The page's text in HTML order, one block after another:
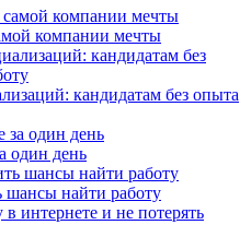
компании мечты
кандидатам без опыта
один день
шансы найти работу